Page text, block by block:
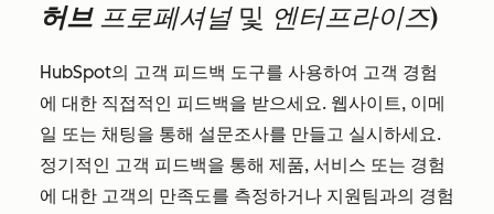
허브프로페셔널및 엔터프라이즈)
HubSpot의 고객 피드백 도구를 사용하여 고객 경험
에 대한 직접적인 피드백을 받으세요. 웹사이트, 이메
일 또는 채팅을 통해 설문조사를 만들고 실시하세요.
정기적인 고객 피드백을 통해 제품, 서비스 또는 경험
에 대한 고객의 만족도를 측정하거나 지원팀과의 경험